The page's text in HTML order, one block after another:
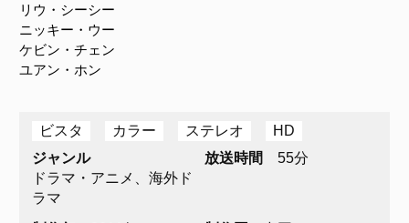
リウ・シーシー
ニッキー・ウー
ケビン・チェン
ユアン・ホン
ビスタ カラー ステレオ
HD
ジャンル
ドラマ・アニメ、海外ド
ラマ
放送時間 55分